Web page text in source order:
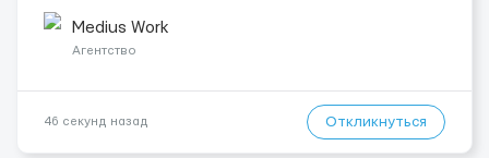
пациента: Мобільний на візку (потрібна допомога при
переміщенні...
Medius Work
Агентство
46 секунд назад Откликнуться